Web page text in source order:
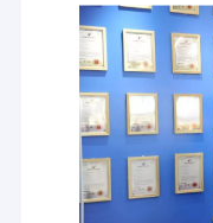
導かれた緊急の運
IOTの運転者
点滅のないDALI/1-10V
照明業界では,従来の白
LEDベースの固体照明
います.SSL 装置が直接
明と一致する),電源の出
果,100Hzまたは120Hz
チャーは人を不快にしま
が,人間の目には閃きが